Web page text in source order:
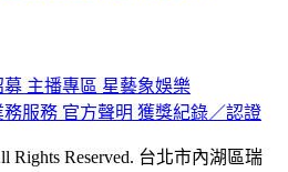
募 主播專區 星藝象娛樂
務服務 官方聲明 獲獎紀錄／認證
Rights Reserved. 台北市內湖區瑞